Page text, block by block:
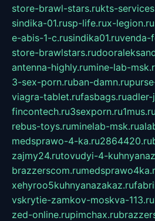
store-brawl-stars.rukts-
sindika-01.rusp-life.rux-legion.ru
e-abis-1-c.rusindika01.ruvenda-
store-brawlstars.ru
antenna-highly.rumine-lab-
3-sex-porn.ruban-damn.ru
viagra-tablet.rufasbags.ruadler-
fincontech.ru3sexporn.ru1mus.ru
rebus-toys.ruminelab-msk.ru
medsprawo-4-ka.ru2864420.ru
zajmy24.rutovudyi-4-
brazzerscom.ru
xehyroo5kuhnyanazakaz.ru
vskrytie-zamkov-moskva-113.ru
zed-online.rupimchax.ru